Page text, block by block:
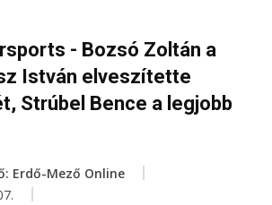
- Bozsó Zoltán a
István elveszítette
Strúbel Bence a legjobb
Erdő-Mező Online